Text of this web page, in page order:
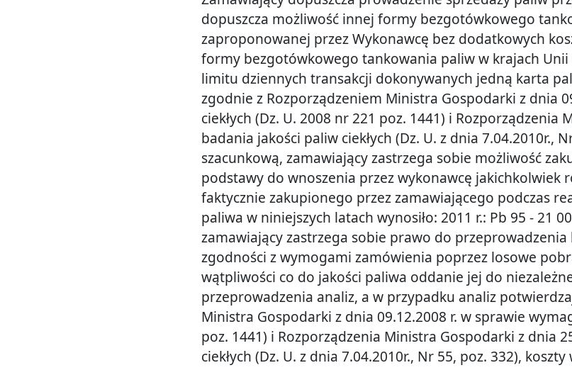
dopuszcza możliwość innej formy bezgotówkowego
zaproponowanej przez Wykonawcę bez dodatkowych
formy bezgotówkowego tankowania paliw w krajach
limitu dziennych transakcji dokonywanych jedną karta
zgodnie z Rozporządzeniem Ministra Gospodarki z dnia
ciekłych (Dz. U. 2008 nr 221 poz. 1441) i
badania jakości paliw ciekłych (Dz. U. z dnia 7.04.2010r.,
szacunkową, zamawiający zastrzega sobie możliwość
podstawy do wnoszenia przez wykonawcę jakichkolwiek
faktycznie zakupionego przez zamawiającego podczas
paliwa w niniejszych latach wynosiło: 2011 r.: Pb 95 - 21
zamawiający zastrzega sobie prawo do
zgodności z wymogami zamówienia poprzez losowe
wątpliwości co do jakości paliwa oddanie jej do
przeprowadzenia analiz, a w przypadku analiz
Ministra Gospodarki z dnia 09.12.2008 r. w sprawie
poz. 1441) i Rozporządzenia Ministra Gospodarki z dnia
ciekłych (Dz. U. z dnia 7.04.2010r., Nr 55, poz. 332),